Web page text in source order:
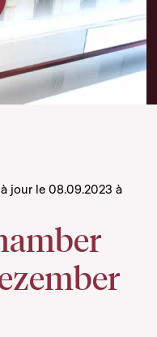
jour le 08.09.2023 à